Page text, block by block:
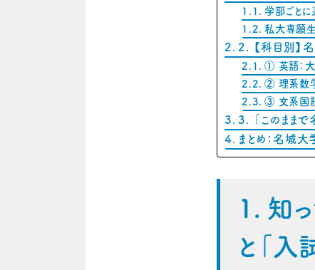
学部ごとに
私大専願生
2. 【科目別】
① 英語：大
② 理系数学
③ 文系国語
3. 「このまま
まとめ：名城
1. 知
と「入